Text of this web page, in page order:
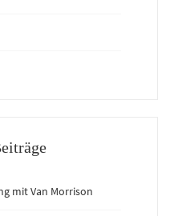
mit Van Morrison